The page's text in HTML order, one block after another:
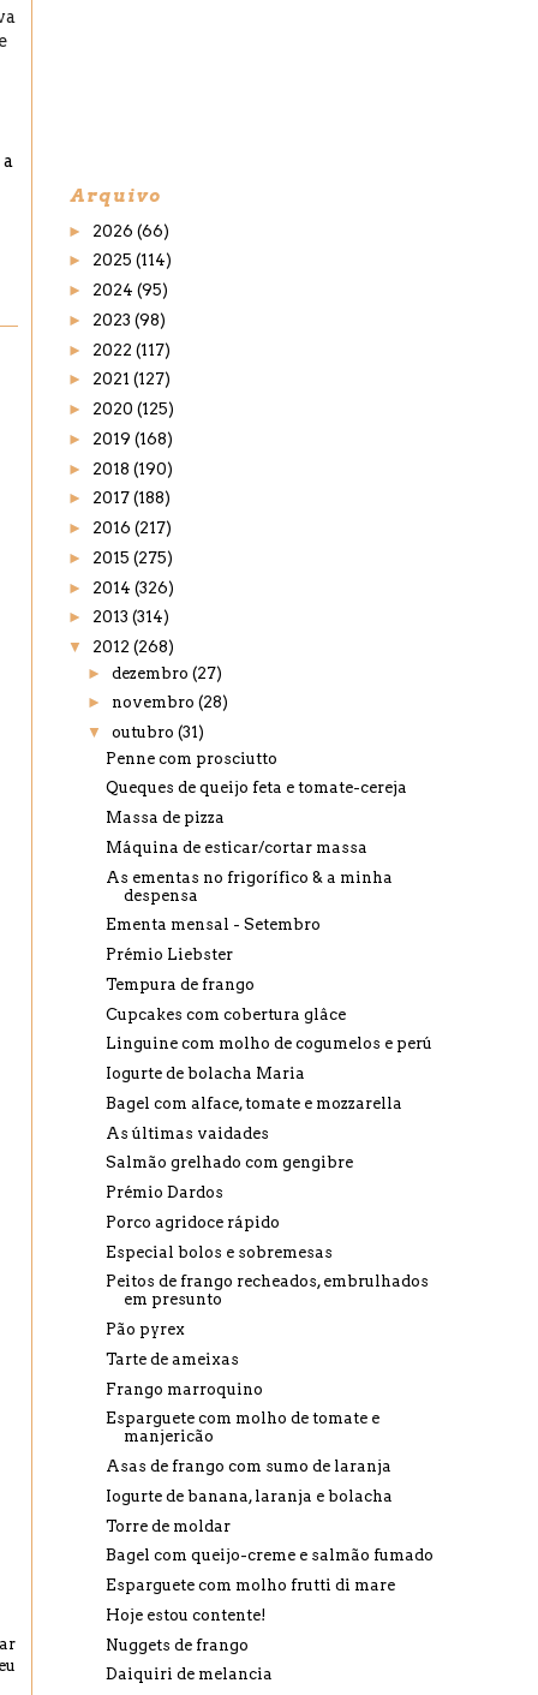
Arquivo
► 2026 (66)
► 2025 (114)
► 2024 (95)
► 2023 (98)
► 2022 (117)
► 2021 (127)
► 2020 (125)
► 2019 (168)
► 2018 (190)
► 2017 (188)
► 2016 (217)
► 2015 (275)
► 2014 (326)
► 2013 (314)
▼ 2012 (268)
► dezembro (27)
► novembro (28)
▼ outubro (31)
Penne com prosciutto
Queques de queijo feta e tomate-cereja
Massa de pizza
Máquina de esticar/cortar massa
As ementas no frigorífico & a minha
despensa
Ementa mensal - Setembro
Prémio Liebster
Tempura de frango
Cupcakes com cobertura glâce
Linguine com molho de cogumelos e perú
Iogurte de bolacha Maria
Bagel com alface, tomate e mozzarella
As últimas vaidades
Salmão grelhado com gengibre
Prémio Dardos
Porco agridoce rápido
Especial bolos e sobremesas
Peitos de frango recheados, embrulhados
em presunto
Pão pyrex
Tarte de ameixas
Frango marroquino
Esparguete com molho de tomate e
manjericão
Asas de frango com sumo de laranja
Iogurte de banana, laranja e bolacha
Torre de moldar
Bagel com queijo-creme e salmão fumado
Esparguete com molho frutti di mare
Hoje estou contente!
Nuggets de frango
Daiquiri de melancia